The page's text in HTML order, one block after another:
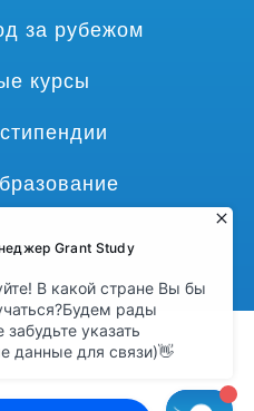
за рубежом
курсы
grant-study.com